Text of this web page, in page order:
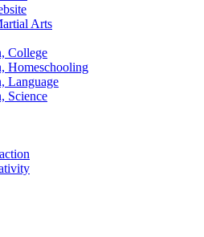
Arts
College
Homeschooling
Language
Science